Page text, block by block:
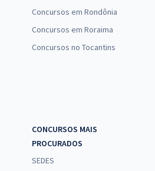
Concursos em Rondônia
Concursos em Roraima
Concursos no Tocantins
CONCURSOS MAIS
PROCURADOS
SEDES